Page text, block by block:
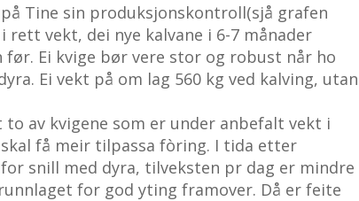
Tine sin produksjonskontroll(sjå grafen
rett vekt, dei nye kalvane i 6-7 månader
Ei kvige bør vere stor og robust når ho
Ei vekt på om lag 560 kg ved kalving, utan
av kvigene som er under anbefalt vekt i
få meir tilpassa fòring. I tida etter
snill med dyra, tilveksten pr dag er mindre
for god yting framover. Då er feite